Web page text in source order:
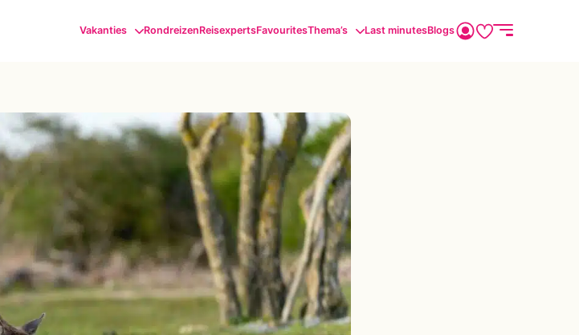
Vakanties RondreizenReisexpertsFavouritesThema’s Last minutesBlogs